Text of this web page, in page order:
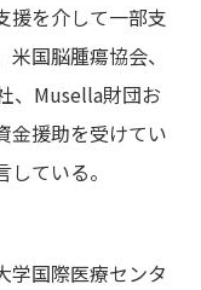
援を介して一部支
国脳腫瘍協会、
、Musella財団お
金援助を受けてい
ている。
国際医療センタ